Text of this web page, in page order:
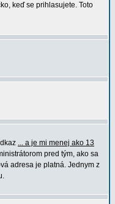
keď se prihlasujete. Toto
... a je mi menej ako 13
pred tým, ako sa
adresa je platná. Jednym z